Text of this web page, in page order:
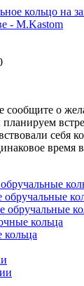
сообщите о
себя
время
обручальные
кольца